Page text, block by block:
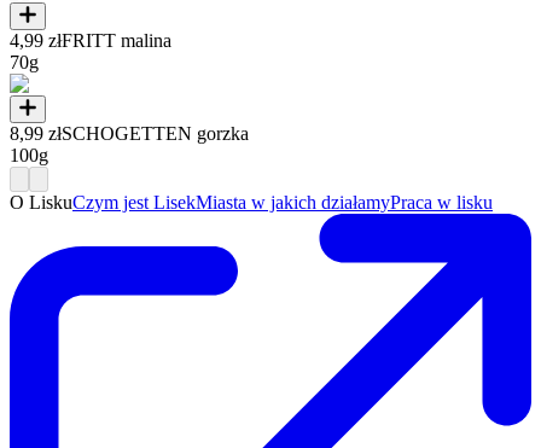
4,99 złFRITT malina
70g
8,99 złSCHOGETTEN gorzka
100g
O LiskuCzym jest LisekMiasta w jakich działamyPraca w lisku